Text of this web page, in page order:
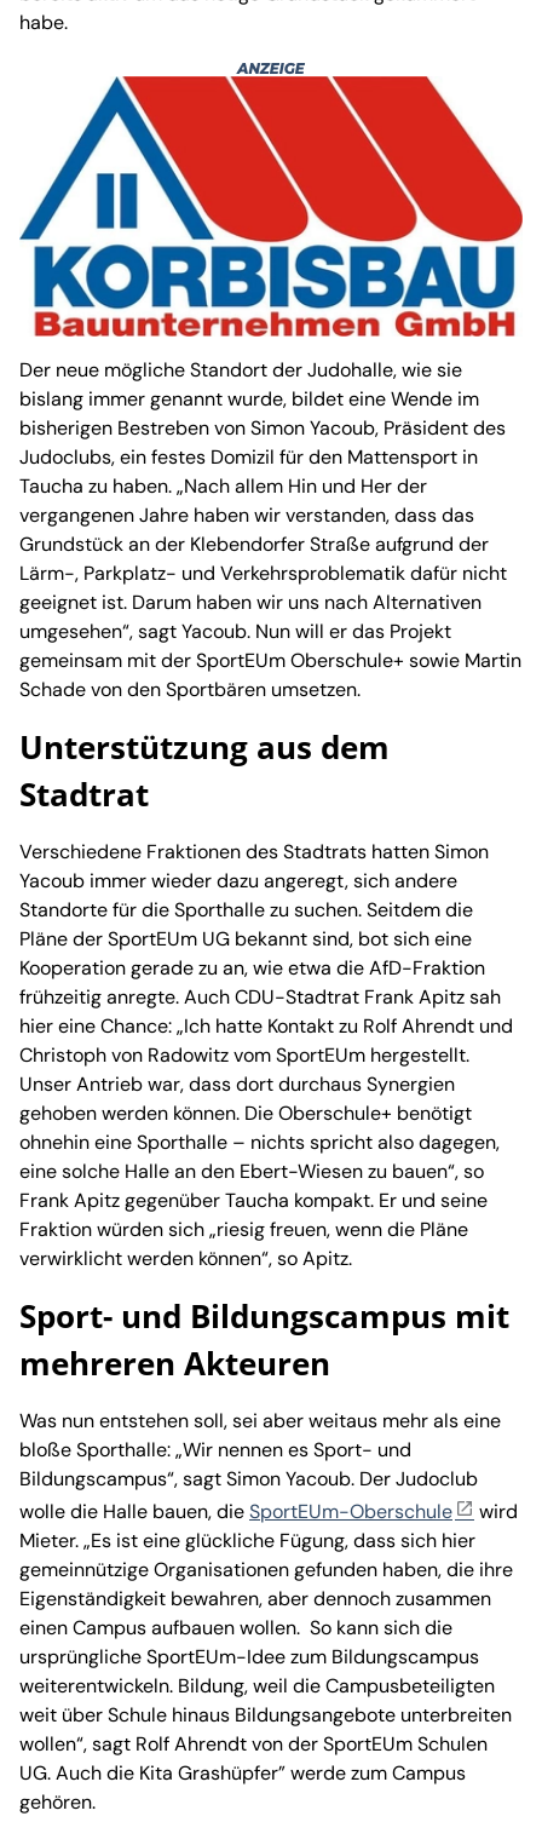
habe.
Der neue mögliche Standort der Judohalle, wie sie
bislang immer genannt wurde, bildet eine Wende im
bisherigen Bestreben von Simon Yacoub, Präsident des
Judoclubs, ein festes Domizil für den Mattensport in
Taucha zu haben. „Nach allem Hin und Her der
vergangenen Jahre haben wir verstanden, dass das
Grundstück an der Klebendorfer Straße aufgrund der
Lärm-, Parkplatz- und Verkehrsproblematik dafür nicht
geeignet ist. Darum haben wir uns nach Alternativen
umgesehen“, sagt Yacoub. Nun will er das Projekt
gemeinsam mit der SportEUm Oberschule+ sowie Martin
Schade von den Sportbären umsetzen.
Unterstützung aus dem
Stadtrat
Verschiedene Fraktionen des Stadtrats hatten Simon
Yacoub immer wieder dazu angeregt, sich andere
Standorte für die Sporthalle zu suchen. Seitdem die
Pläne der SportEUm UG bekannt sind, bot sich eine
Kooperation gerade zu an, wie etwa die AfD-Fraktion
frühzeitig anregte. Auch CDU-Stadtrat Frank Apitz sah
hier eine Chance: „Ich hatte Kontakt zu Rolf Ahrendt und
Christoph von Radowitz vom SportEUm hergestellt.
Unser Antrieb war, dass dort durchaus Synergien
gehoben werden können. Die Oberschule+ benötigt
ohnehin eine Sporthalle – nichts spricht also dagegen,
eine solche Halle an den Ebert-Wiesen zu bauen“, so
Frank Apitz gegenüber Taucha kompakt. Er und seine
Fraktion würden sich „riesig freuen, wenn die Pläne
verwirklicht werden können“, so Apitz.
Sport- und Bildungscampus mit
mehreren Akteuren
Was nun entstehen soll, sei aber weitaus mehr als eine
bloße Sporthalle: „Wir nennen es Sport- und
Bildungscampus“, sagt Simon Yacoub. Der Judoclub
wolle die Halle bauen, dieSportEUm-Oberschule
wird
Mieter. „Es ist eine glückliche Fügung, dass sich hier
gemeinnützige Organisationen gefunden haben, die ihre
Eigenständigkeit bewahren, aber dennoch zusammen
einen Campus aufbauen wollen. So kann sich die
ursprüngliche SportEUm-Idee zum Bildungscampus
weiterentwickeln. Bildung, weil die Campusbeteiligten
weit über Schule hinaus Bildungsangebote unterbreiten
wollen“, sagt Rolf Ahrendt von der SportEUm Schulen
UG. Auch die Kita Grashüpfer” werde zum Campus
gehören.